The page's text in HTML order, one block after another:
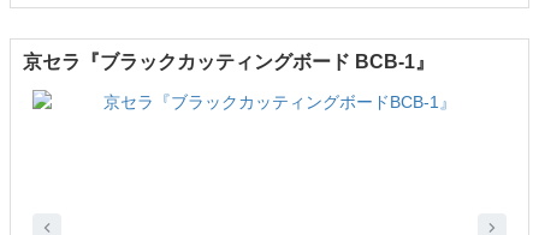
京セラ『ブラックカッティングボード BCB-1』